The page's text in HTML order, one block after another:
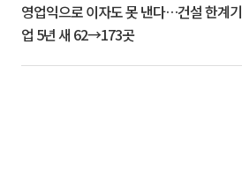
영업익으로 이자도 못 낸다…건설 한계기
업 5년 새 62→173곳